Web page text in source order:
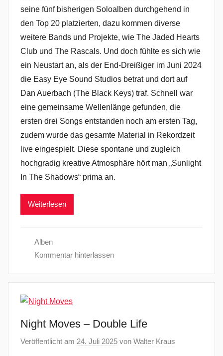
seine fünf bisherigen Soloalben durchgehend in
den Top 20 platzierten, dazu kommen diverse
weitere Bands und Projekte, wie The Jaded Hearts
Club und The Rascals. Und doch fühlte es sich wie
ein Neustart an, als der End-Dreißiger im Juni 2024
die Easy Eye Sound Studios betrat und dort auf
Dan Auerbach (The Black Keys) traf. Schnell war
eine gemeinsame Wellenlänge gefunden, die
ersten drei Songs entstanden noch am ersten Tag,
zudem wurde das gesamte Material in Rekordzeit
live eingespielt. Diese spontane und zugleich
hochgradig kreative Atmosphäre hört man „Sunlight
In The Shadows“ prima an.
Weiterlesen
Alben
Kommentar hinterlassen
Night Moves – Double Life
Veröffentlicht am 24. Juli 2025 von Walter Kraus